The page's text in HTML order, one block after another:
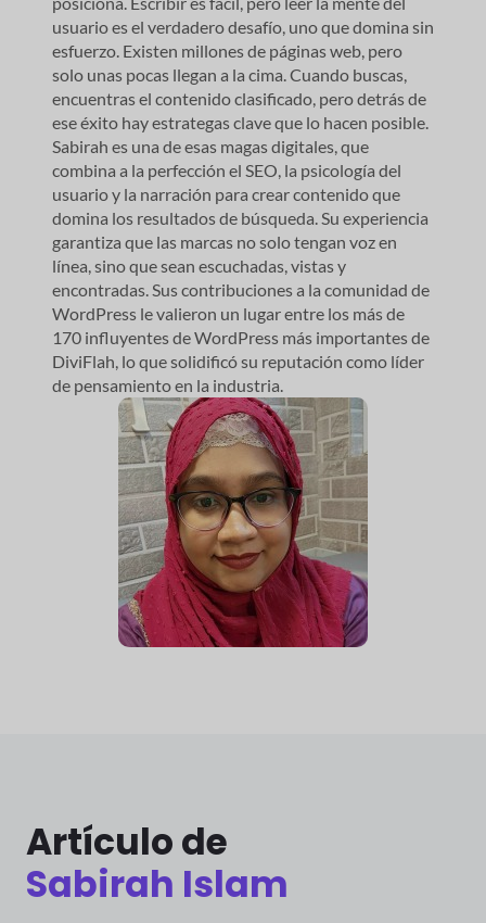
usuario es el verdadero desafío, uno que domina sin
esfuerzo. Existen millones de páginas web, pero
solo unas pocas llegan a la cima. Cuando buscas,
encuentras el contenido clasificado, pero detrás de
ese éxito hay estrategas clave que lo hacen posible.
Sabirah es una de esas magas digitales, que
combina a la perfección el SEO, la psicología del
usuario y la narración para crear contenido que
domina los resultados de búsqueda. Su experiencia
garantiza que las marcas no solo tengan voz en
línea, sino que sean escuchadas, vistas y
encontradas. Sus contribuciones a la comunidad de
WordPress le valieron un lugar entre los más de
170 influyentes de WordPress más importantes de
DiviFlah, lo que solidificó su reputación como líder
de pensamiento en la industria.
Artículo de
Sabirah Islam